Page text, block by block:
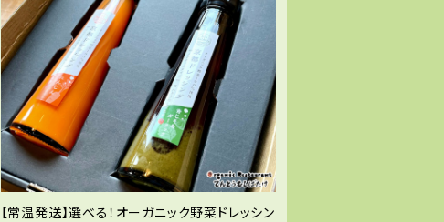
【常温発送】選べる！オーガニック野菜ドレッシン